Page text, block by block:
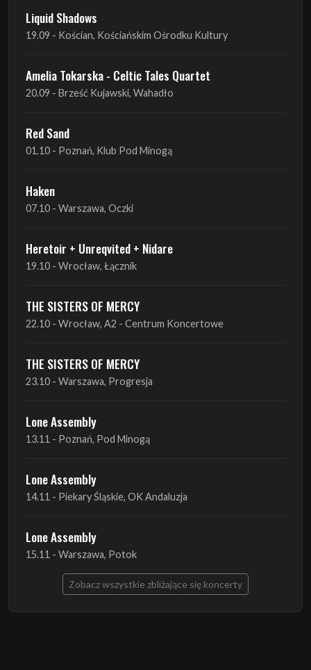
Amelia Tokarska - Celtic Tales Quartet
20.09 - Brześć Kujawski, Wahadło
Red Sand
Haken
Heretoir + Unreqvited + Nidare
THE SISTERS OF MERCY
22.10 - Wrocław, A2 - Centrum Koncertowe
THE SISTERS OF MERCY
Lone Assembly
Lone Assembly
14.11 - Piekary Śląskie, OK Andaluzja
Lone Assembly
15.11 - Warszawa, Potok